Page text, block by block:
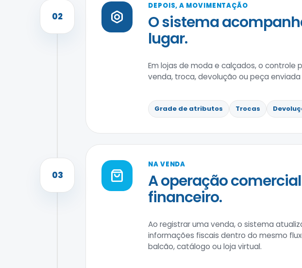
02
DEPOIS, A MOVIMENTAÇÃO
O sistema
lugar.
Em lojas de moda e calçados, o controle
venda, troca, devolução ou peça
Grade de atributos Trocas
03
NA VENDA
A operação
financeiro.
Ao registrar uma venda, o sistema
informações fiscais dentro do mesmo
balcão, catálogo ou loja virtual.